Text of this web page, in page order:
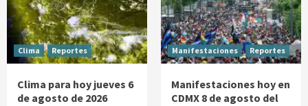
Clima Reportes
Clima para hoy jueves 6
de agosto de 2026
Manifestaciones Reportes
Manifestaciones hoy en
CDMX 8 de agosto del